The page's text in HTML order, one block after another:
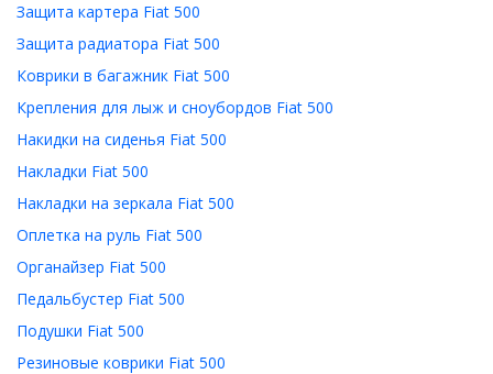
Защита картера Fiat 500
Защита радиатора Fiat 500
Коврики в багажник Fiat 500
Крепления для лыж и сноубордов Fiat 500
Накидки на сиденья Fiat 500
Накладки Fiat 500
Накладки на зеркала Fiat 500
Оплетка на руль Fiat 500
Органайзер Fiat 500
Педальбустер Fiat 500
Подушки Fiat 500
Резиновые коврики Fiat 500